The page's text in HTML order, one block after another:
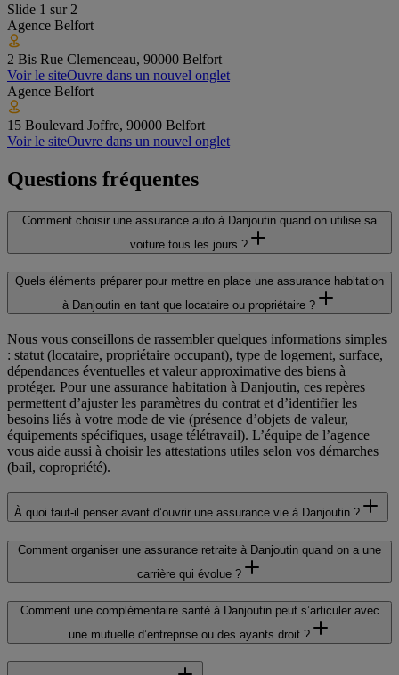
Slide 1 sur 2
Agence Belfort
2 Bis Rue Clemenceau, 90000 Belfort
Voir le siteOuvre dans un nouvel onglet
Agence Belfort
15 Boulevard Joffre, 90000 Belfort
Voir le siteOuvre dans un nouvel onglet
Questions fréquentes
Comment choisir une assurance auto à Danjoutin quand on utilise sa
voiture tous les jours ?
Quels éléments préparer pour mettre en place une assurance habitation
à Danjoutin en tant que locataire ou propriétaire ?
Nous vous conseillons de rassembler quelques informations simples
: statut (locataire, propriétaire occupant), type de logement, surface,
dépendances éventuelles et valeur approximative des biens à
protéger. Pour une assurance habitation à Danjoutin, ces repères
permettent d’ajuster les paramètres du contrat et d’identifier les
besoins liés à votre mode de vie (présence d’objets de valeur,
équipements spécifiques, usage télétravail). L’équipe de l’agence
vous aide aussi à choisir les attestations utiles selon vos démarches
(bail, copropriété).
À quoi faut-il penser avant d’ouvrir une assurance vie à Danjoutin ?
Comment organiser une assurance retraite à Danjoutin quand on a une
carrière qui évolue ?
Comment une complémentaire santé à Danjoutin peut s’articuler avec
une mutuelle d’entreprise ou des ayants droit ?